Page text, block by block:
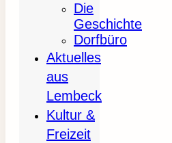
Die
Geschichte
Dorfbüro
Aktuelles
aus
Lembeck
Kultur &
Freizeit